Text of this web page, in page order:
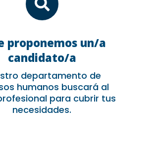

proponemos un/a
candidato/a
departamento de
humanos buscará al
para cubrir tus
necesidades.